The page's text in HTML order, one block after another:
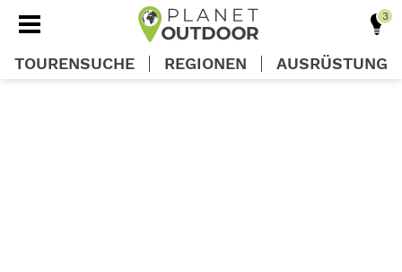
TOURENSUCHE REGIONEN AUSRÜSTUNG